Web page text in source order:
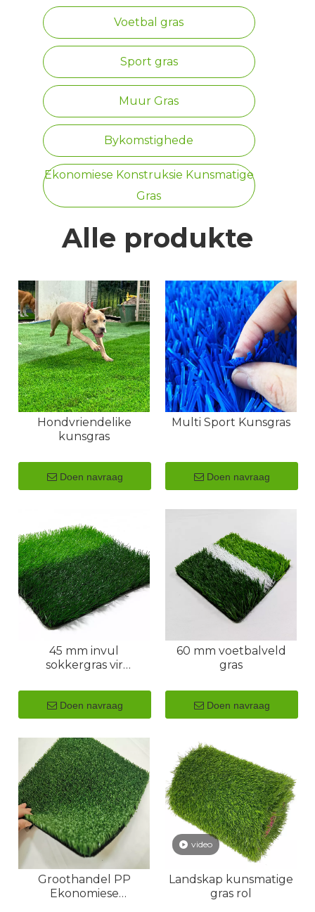
Voetbal gras
Sport gras
Muur Gras
Bykomstighede
Ekonomiese Konstruksie Kunsmatige
Gras
Alle produkte
Hondvriendelike
kunsgras
Doen navraag
Multi Sport Kunsgras
Doen navraag
45 mm invul
sokkergras vir
Doen navraag
60 mm voetbalveld
gras
Doen navraag
Groothandel PP
Ekonomiese
video
Landskap kunsmatige
gras rol